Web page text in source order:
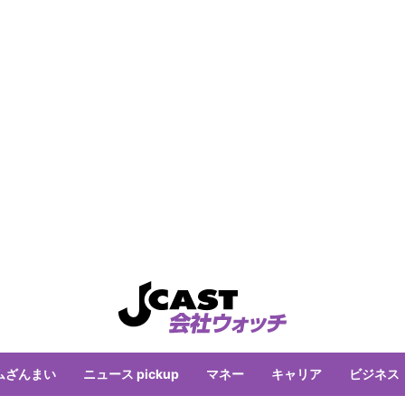
ざんまい ニュース pickup マネー キャリア ビジネス